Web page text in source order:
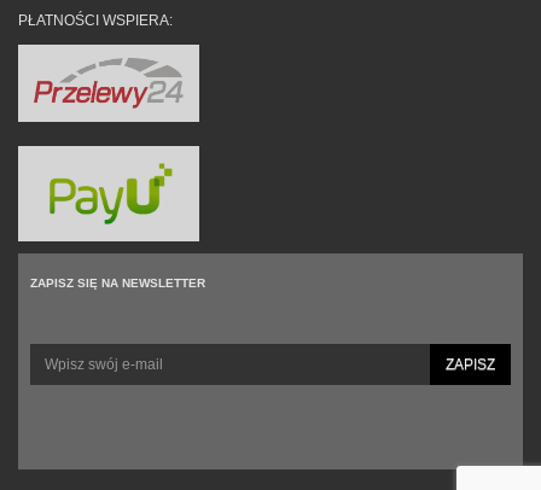
PŁATNOŚCI WSPIERA:
ZAPISZ SIĘ NA NEWSLETTER
ZAPISZ